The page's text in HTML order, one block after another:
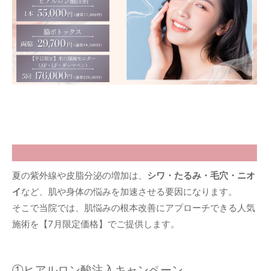
夏の紫外線や皮脂分泌の増加は、 シワ・たるみ・毛穴・ニオ
イなど、肌や身体の悩みを加速させる要因になります。
そこで当院では、肌悩みの根本改善にアプローチできる人気
施術を【7月限定価格】でご提供します。